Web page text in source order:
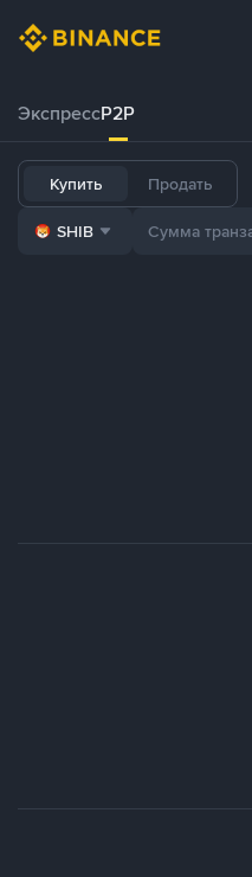
ЭкспрессP2P
Купить Продать
SHIB